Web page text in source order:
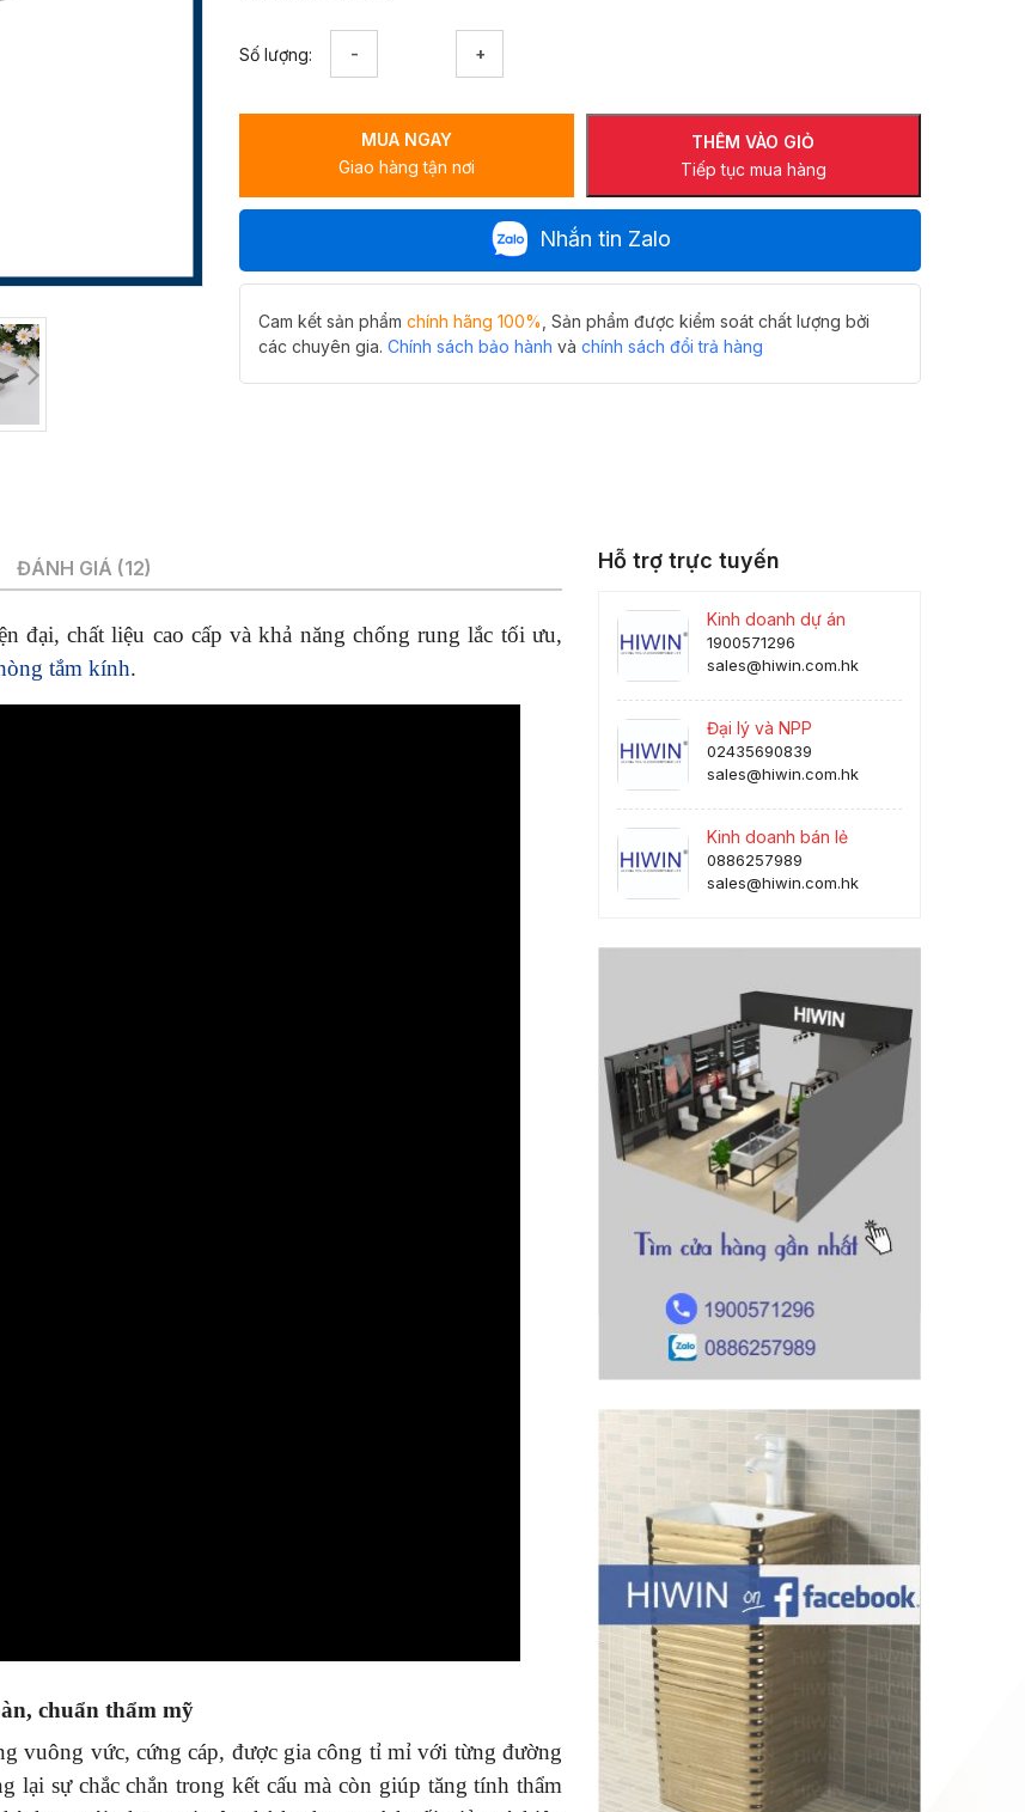
Số lượng:
chạc
3
Hiwin
304
bền
bỉ
THÊM VÀO GIỎ
Tiếp tục mua hàng
MUA NGAY
Giao hàng tận nơi
Nhắn tin Zalo
Cam kết sản phẩm chính hãng 100% , Sản phẩm được kiểm soát chất lượng bởi
các chuyên gia. Chính sách bảo hành và chính sách đổi trả hàng
ĐÁNH GIÁ (12)
chất liệu cao cấp và khả năng chống rung lắc tối ưu,
tắm kính.
chuẩn thẩm mỹ
vuông vức, cứng cáp, được gia công tỉ mỉ với từng đường
lại sự chắc chắn trong kết cấu mà còn giúp tăng tính thẩm
Hỗ trợ trực tuyến
Kinh doanh dự án
1900571296
sales@hiwin.com.hk
Đại lý và NPP
02435690839
sales@hiwin.com.hk
Kinh doanh bán lẻ
0886257989
sales@hiwin.com.hk